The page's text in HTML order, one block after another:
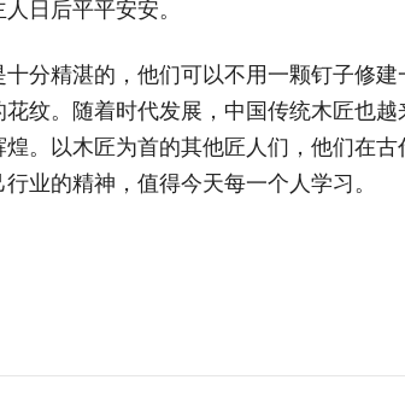
日后平平安安。
分精湛的，他们可以不用一颗钉子修建
纹。随着时代发展，中国传统木匠也越
。以木匠为首的其他匠人们，他们在古
业的精神，值得今天每一个人学习。